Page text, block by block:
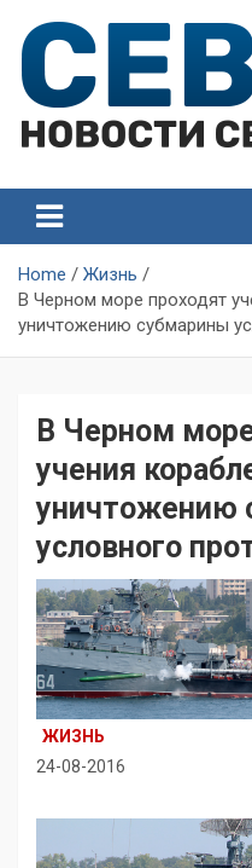
content
Севастополя
Севастополя
Home
Жизнь
В Черном море проходят
уничтожению субмарины
В Черном
учения
уничтожению
условного
ЖИЗНЬ
24-08-2016